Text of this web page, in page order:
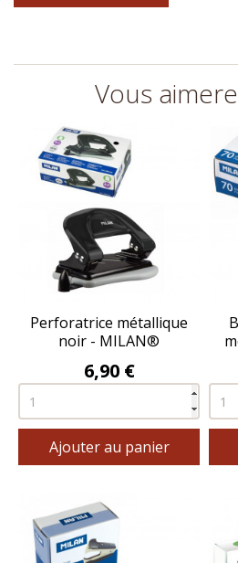
Vous
Perforatrice métallique
noir - MILAN®
Prix
6,90 €
Ajouter au panier